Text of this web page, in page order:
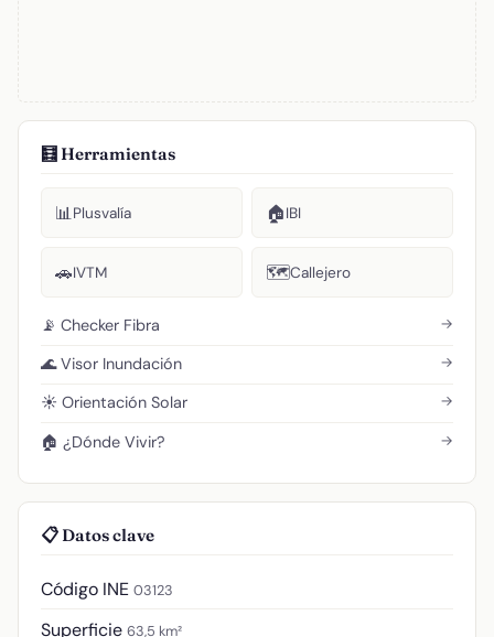
🧮 Herramientas
📊Plusvalía 🏠IBI
🚗IVTM 🗺️Callejero
📡 Checker Fibra →
🌊 Visor Inundación →
☀️ Orientación Solar →
🏠 ¿Dónde Vivir? →
📋 Datos clave
Código INE 03123
Superficie 63,5 km²